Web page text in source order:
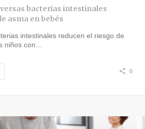
bacterias intestinales
asma en bebés
intestinales reducen el riesgo de
niños con…
0